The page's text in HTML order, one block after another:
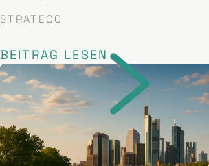
STRATECO
BEITRAG LESEN